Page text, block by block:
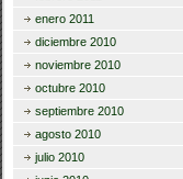
enero 2011
diciembre 2010
noviembre 2010
octubre 2010
septiembre 2010
agosto 2010
julio 2010